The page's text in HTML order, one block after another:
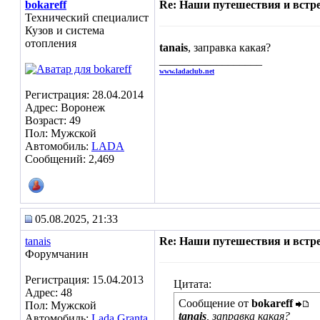
bokareff
Технический специалист
Кузов и система
отопления
Регистрация: 28.04.2014
Адрес: Воронеж
Возраст: 49
Пол: Мужской
Автомобиль: LADA
Сообщений: 2,469
Re: Наши путешествия и
tanais, заправка какая?
www.ladaclub.net
05.08.2025, 21:33
tanais
Форумчанин
Регистрация: 15.04.2013
Адрес: 48
Пол: Мужской
Re: Наши путешествия и
Цитата:
Сообщение от bokareff
tanais , заправка какая?